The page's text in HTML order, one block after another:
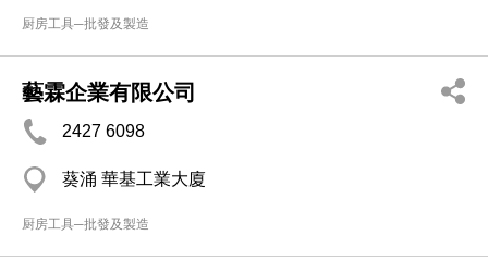
厨房工具─批發及製造
藝霖企業有限公司
2427 6098
葵涌 華基工業大廈
厨房工具─批發及製造